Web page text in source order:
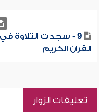
9 - سجدات التلاوة في
القرآن الكريم
تعليقات الزوار